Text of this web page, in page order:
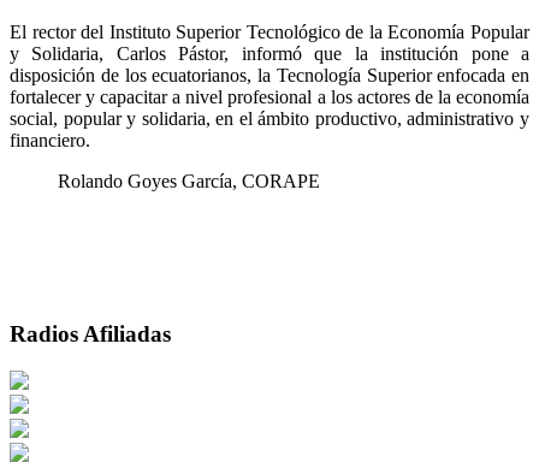
El rector del Instituto Superior Tecnológico de la Economía Popular
y Solidaria, Carlos Pástor, informó que la institución pone a
disposición de los ecuatorianos, la Tecnología Superior enfocada en
fortalecer y capacitar a nivel profesional a los actores de la economía
social, popular y solidaria, en el ámbito productivo, administrativo y
financiero.
Rolando Goyes García, CORAPE
Radios Afiliadas